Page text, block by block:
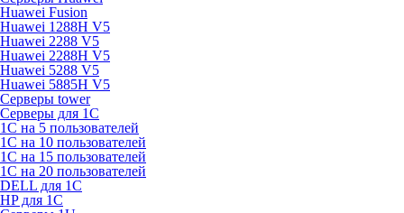
Huawei Fusion
Huawei 1288H V5
Huawei 2288 V5
Huawei 2288H V5
Huawei 5288 V5
Huawei 5885H V5
Серверы tower
Серверы для 1C
1С на 5 пользователей
1С на 10 пользователей
1С на 15 пользователей
1С на 20 пользователей
DELL для 1С
HP для 1С